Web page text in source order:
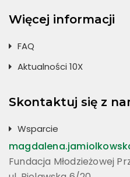
Więcej informacji
FAQ
Aktualności 10X
Skontaktuj się z
Wsparcie
Fundacja Młodzieżowej